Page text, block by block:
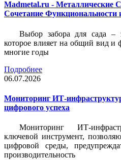
Madmetal.ru - Металлические
Сочетание Функциональности
Выбор забора для сада –
которое влияет на общий вид и
многие годы
Подробнее
06.07.2026
Мониторинг ИТ-
цифрового успеха
Мониторинг ИТ-
ключевой инструмент,
цифровой среды,
производительность